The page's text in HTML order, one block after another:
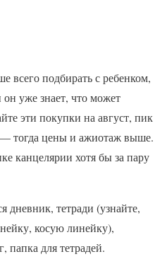
подбирать с ребенком,
он уже знает, что может
эти покупки на август, пик
— тогда цены и ажиотаж выше.
канцелярии хотя бы за пару
дневник, тетради (узнайте,
косую линейку),
папка для тетрадей.